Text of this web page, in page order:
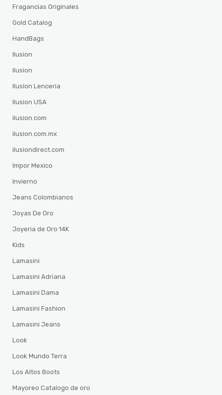
Fragancias Originales
Gold Catalog
HandBags
Ilusion
Ilusion
Ilusion Lenceria
Ilusion USA
ilusion.com
ilusion.com.mx
ilusiondirect.com
Impor Mexico
Invierno
Jeans Colombianos
Joyas De Oro
Joyeria de Oro 14K
Kids
Lamasini
Lamasini Adriana
Lamasini Dama
Lamasini Fashion
Lamasini Jeans
Look
Look Mundo Terra
Los Altos Boots
Mayoreo Catalogo de oro